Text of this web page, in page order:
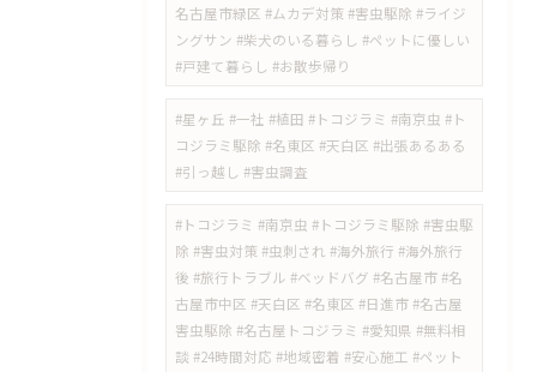
名古屋市緑区 #ムカデ対策 #害虫駆除 #ライジ
ングサン #柴犬のいる暮らし #ペットに優しい
#戸建て暮らし #お散歩帰り
#星ヶ丘 #一社 #植田 #トコジラミ #南京虫 #ト
コジラミ駆除 #名東区 #天白区 #出張あるある
#引っ越し #害虫調査
#トコジラミ #南京虫 #トコジラミ駆除 #害虫駆
除 #害虫対策 #虫刺され #海外旅行 #海外旅行
後 #旅行トラブル #ベッドバグ #名古屋市 #名
古屋市中区 #天白区 #名東区 #日進市 #名古屋
害虫駆除 #名古屋トコジラミ #愛知県 #無料相
談 #24時間対応 #地域密着 #安心施工 #ペット